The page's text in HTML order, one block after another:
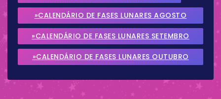
»CALENDÁRIO DE FASES LUNARES AGOSTO
2026
»CALENDÁRIO DE FASES LUNARES SETEMBRO
2026
»CALENDÁRIO DE FASES LUNARES OUTUBRO